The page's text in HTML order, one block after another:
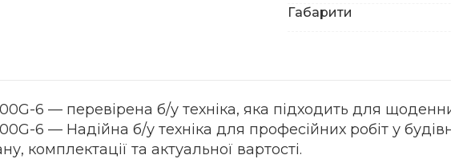
Габарити
6 — перевірена б/у техніка, яка підходить для щоденних
6 — Надійна б/у техніка для професійних робіт у
комплектації та актуальної вартості.